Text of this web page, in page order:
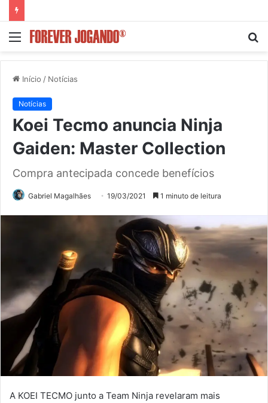
Menu
Início / Notícias
Notícias
Koei Tecmo anuncia Ninja
Gaiden: Master Collection
Compra antecipada concede benefícios
Gabriel Magalhães 19/03/2021 1 minuto de leitura
A KOEI TECMO junto a Team Ninja revelaram mais